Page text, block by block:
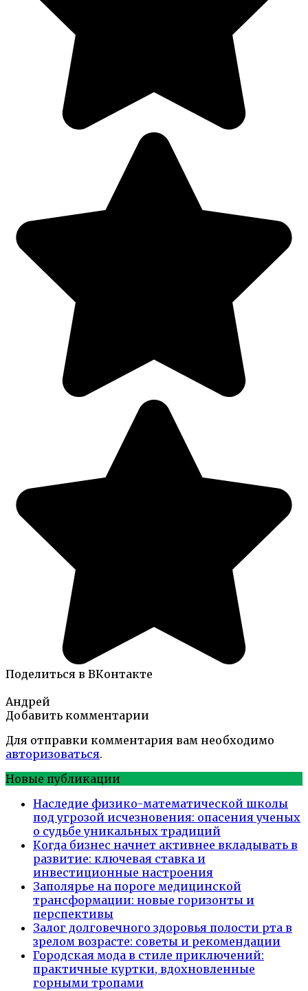
Поделиться в ВКонтакте
Андрей
Добавить комментарии
Для отправки комментария вам необходимо
авторизоваться.
Новые публикации
Наследие физико-математической школы
под угрозой исчезновения: опасения ученых
о судьбе уникальных традиций
Когда бизнес начнет активнее вкладывать в
развитие: ключевая ставка и
инвестиционные настроения
Заполярье на пороге медицинской
трансформации: новые горизонты и
перспективы
Залог долговечного здоровья полости рта в
зрелом возрасте: советы и рекомендации
Городская мода в стиле приключений:
практичные куртки, вдохновленные
горными тропами